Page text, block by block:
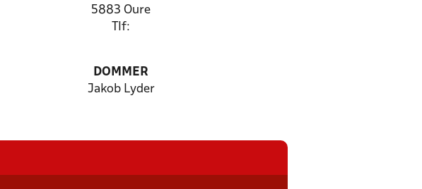
5883 Oure
Tlf:
DOMMER
Jakob Lyder